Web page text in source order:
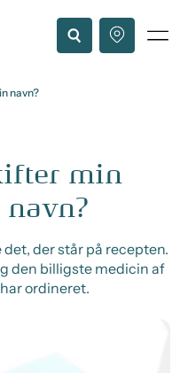
navn?
min
der står på recepten.
den billigste medicin af
ordineret.